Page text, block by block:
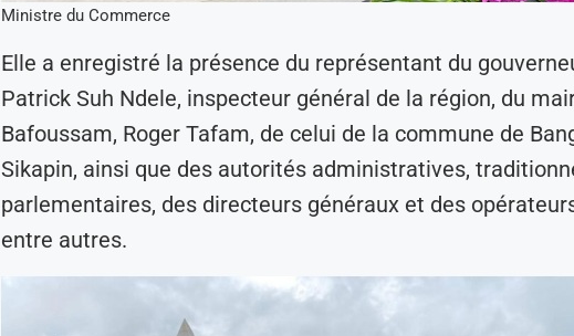
Ministre du Commerce
Elle a enregistré la présence du représentant du
Patrick Suh Ndele, inspecteur général de la région, du
Bafoussam, Roger Tafam, de celui de la commune de
Sikapin, ainsi que des autorités administratives,
parlementaires, des directeurs généraux et des
entre autres.